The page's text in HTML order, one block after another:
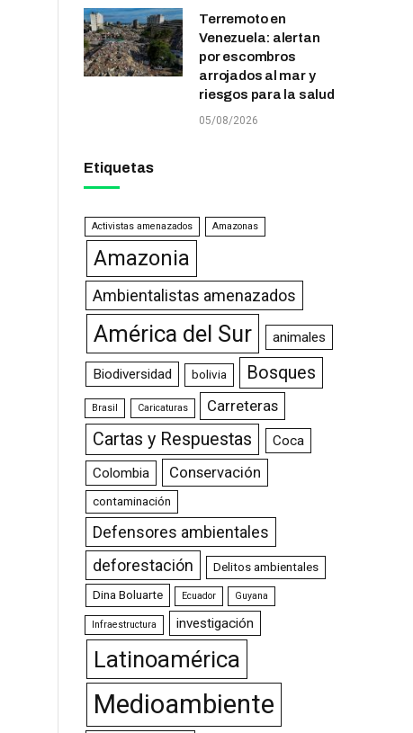
Terremoto en
Venezuela: alertan
por escombros
arrojados al mar y
riesgos para la salud
05/08/2026
Etiquetas
Activistas amenazados Amazonas
Amazonia
Ambientalistas amenazados
América del Sur animales
Biodiversidad bolivia Bosques
Brasil Caricaturas Carreteras
Cartas y Respuestas
Coca
Colombia
Conservación
contaminación
Defensores ambientales
deforestación
Delitos ambientales
Dina Boluarte Ecuador Guyana
Infraestructura investigación
Latinoamérica
Medioambiente